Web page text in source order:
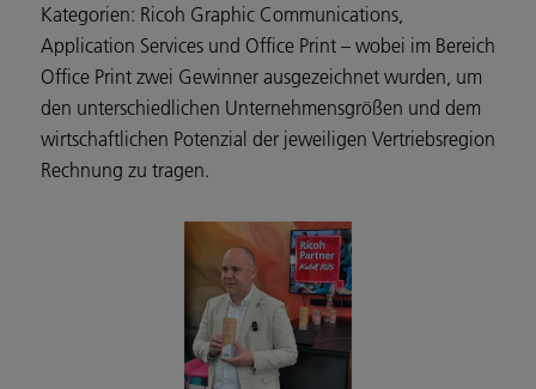
Kategorien: Ricoh Graphic Communications,
Application Services und Office Print – wobei im Bereich
Office Print zwei Gewinner ausgezeichnet wurden, um
den unterschiedlichen Unternehmensgrößen und dem
wirtschaftlichen Potenzial der jeweiligen Vertriebsregion
Rechnung zu tragen.